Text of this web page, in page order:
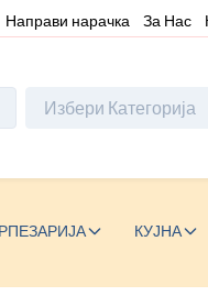
Направи нарачка За Нас
КУЈНА